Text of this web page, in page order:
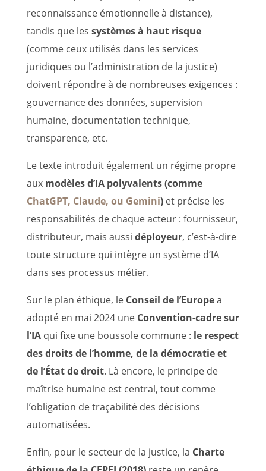
reconnaissance émotionnelle à distance),
tandis que les systèmes à haut risque
(comme ceux utilisés dans les services
juridiques ou l’administration de la justice)
doivent répondre à de nombreuses exigences :
gouvernance des données, supervision
humaine, documentation technique,
transparence, etc.
Le texte introduit également un régime propre
aux modèles d’IA polyvalents (comme
ChatGPT, Claude, ou Gemini)et précise les
responsabilités de chaque acteur : fournisseur,
distributeur, mais aussi déployeur, c’est-à-dire
toute structure qui intègre un système d’IA
dans ses processus métier.
Sur le plan éthique, le Conseil de l’Europea
adopté en mai 2024 une Convention-cadre sur
l’IAqui fixe une boussole commune : le respect
des droits de l’homme, de la démocratie et
de l’État de droit. Là encore, le principe de
maîtrise humaine est central, tout comme
l’obligation de traçabilité des décisions
automatisées.
Enfin, pour le secteur de la justice, la Charte